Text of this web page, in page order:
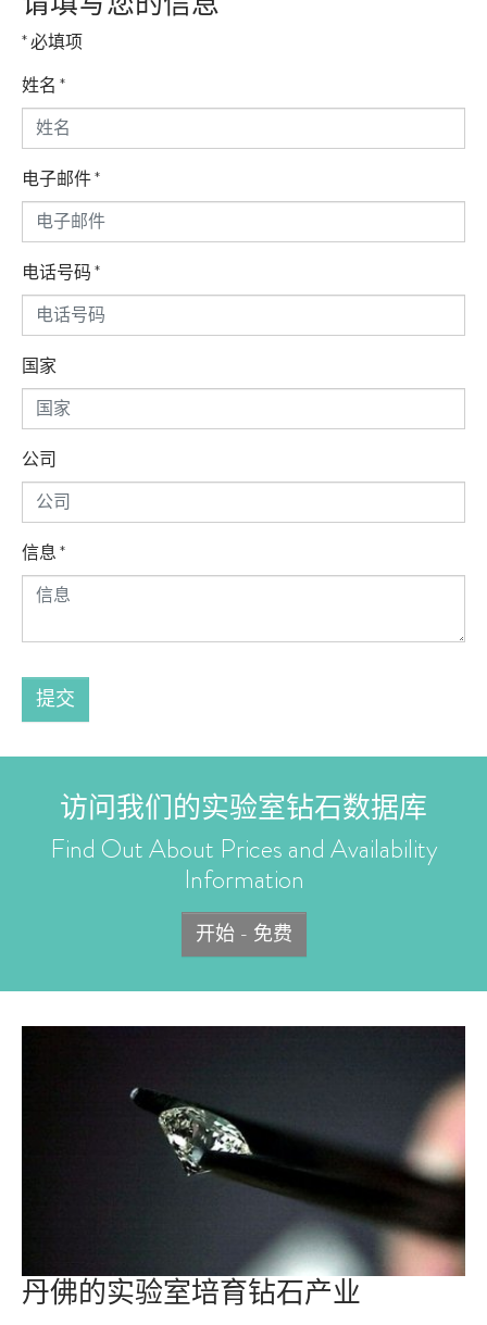
* 必填项
姓名 *
电子邮件*
电话号码*
国家
公司
信息*
提交
访问我们的实验室钻石数据库
Find Out About Prices and Availability
Information
开始 - 免费
丹佛的实验室培育钻石产业